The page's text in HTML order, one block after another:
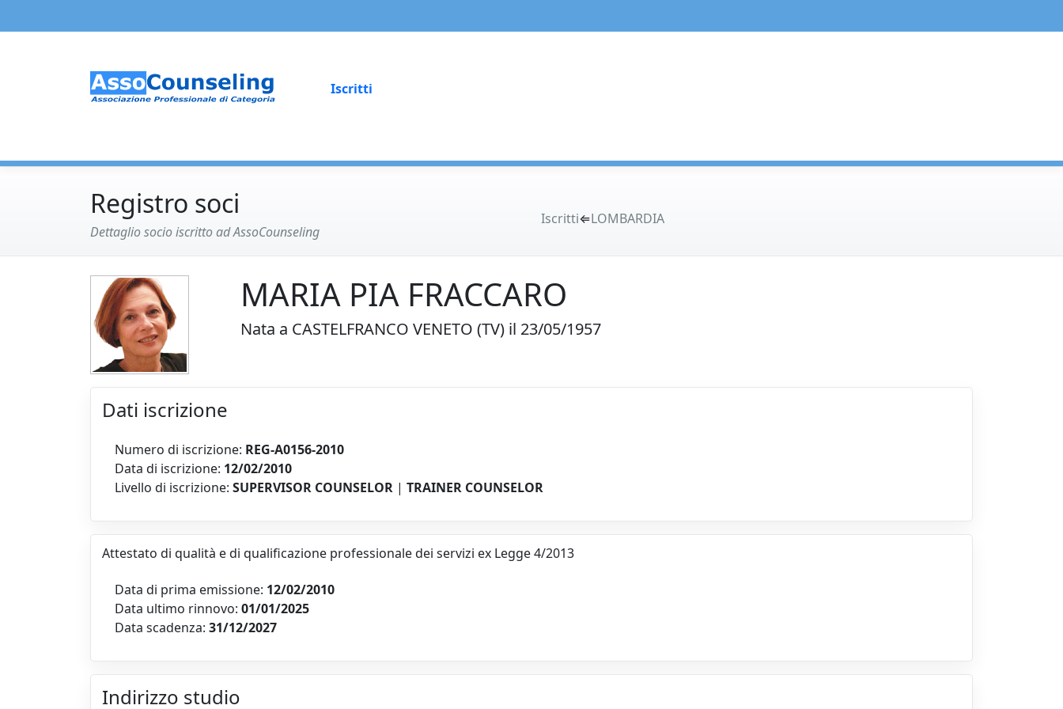
Iscritti
Registro soci
Dettaglio socio iscritto ad AssoCounseling
Iscritti⇐LOMBARDIA
MARIA PIA FRACCARO
Nata a CASTELFRANCO VENETO (TV) il 23/05/1957
Dati iscrizione
Numero di iscrizione: REG-A0156-2010
Data di iscrizione: 12/02/2010
Livello di iscrizione: SUPERVISOR COUNSELOR | TRAINER COUNSELOR
Attestato di qualità e di qualificazione professionale dei servizi ex Legge 4/2013
Data di prima emissione: 12/02/2010
Data ultimo rinnovo: 01/01/2025
Data scadenza: 31/12/2027
Indirizzo studio